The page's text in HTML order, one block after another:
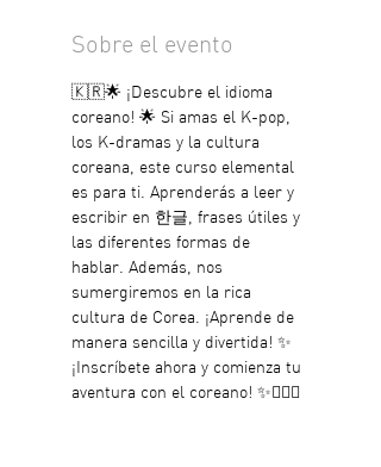
Sobre el evento
🇰🇷🌟 ¡Descubre el idioma
coreano! 🌟 Si amas el K-pop,
los K-dramas y la cultura
coreana, este curso elemental
es para ti. Aprenderás a leer y
escribir en 한글, frases útiles y
las diferentes formas de
hablar. Además, nos
sumergiremos en la rica
cultura de Corea. ¡Aprende de
manera sencilla y divertida! ✨
¡Inscríbete ahora y comienza tu
aventura con el coreano! ✨💁🏻‍♀️